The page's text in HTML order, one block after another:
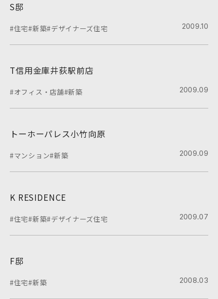
S邸
#住宅#新築#デザイナーズ住宅 2009.10
T信用金庫井荻駅前店
#オフィス・店舗#新築 2009.09
トーホーパレス小竹向原
#マンション#新築 2009.09
K RESIDENCE
#住宅#新築#デザイナーズ住宅 2009.07
F邸
#住宅#新築 2008.03